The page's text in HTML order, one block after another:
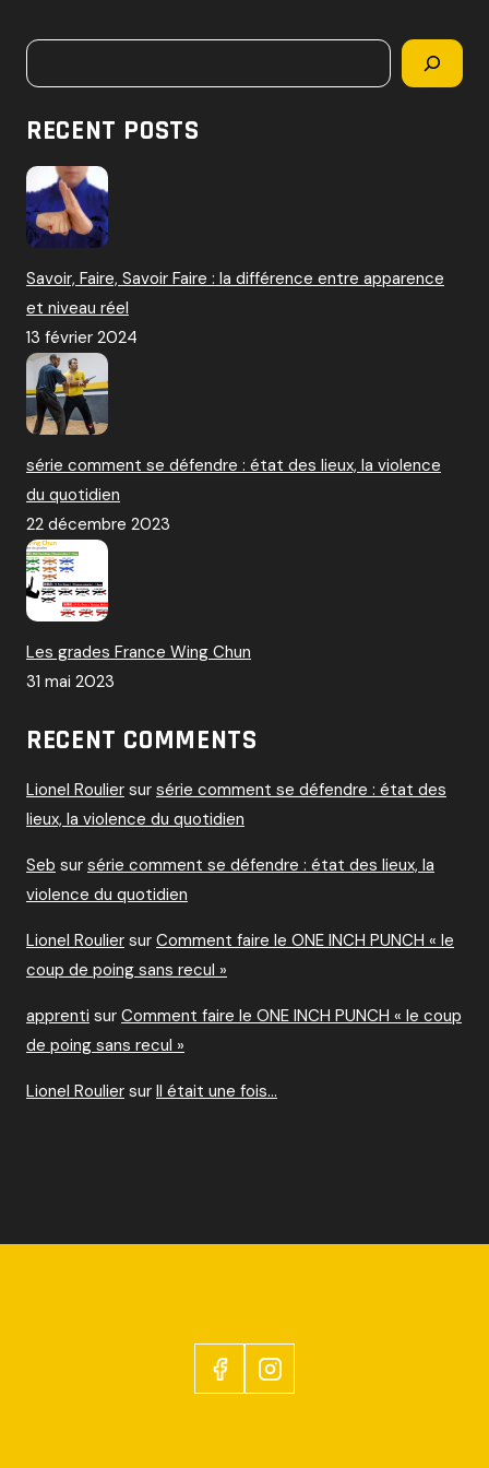
r
Rechercher
RECENT POSTS
Savoir, Faire, Savoir Faire : la différence entre apparence
et niveau réel
13 février 2024
série comment se défendre : état des lieux, la violence
du quotidien
22 décembre 2023
Les grades France Wing Chun
31 mai 2023
RECENT COMMENTS
Lionel Roulier sur série comment se défendre : état des
lieux, la violence du quotidien
Seb sur série comment se défendre : état des lieux, la
violence du quotidien
Lionel Roulier sur Comment faire le ONE INCH PUNCH « le
coup de poing sans recul »
apprenti sur Comment faire le ONE INCH PUNCH « le coup
de poing sans recul »
Lionel Roulier sur Il était une fois…